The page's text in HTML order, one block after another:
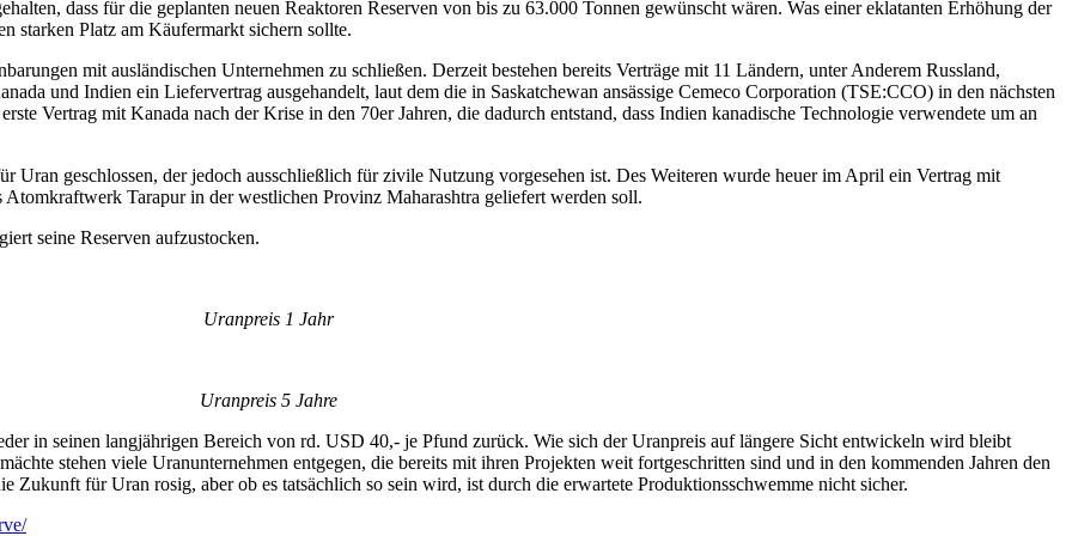
dass für die geplanten neuen Reaktoren Reserven von bis zu 63.000 Tonnen gewünscht wären. Was einer eklatanten Erhöhung der
starken Platz am Käufermarkt sichern sollte.
mit ausländischen Unternehmen zu schließen. Derzeit bestehen bereits Verträge mit 11 Ländern, unter Anderem Russland,
und Indien ein Liefervertrag ausgehandelt, laut dem die in Saskatchewan ansässige Cemeco Corporation (TSE:CCO) in den nächsten
Vertrag mit Kanada nach der Krise in den 70er Jahren, die dadurch entstand, dass Indien kanadische Technologie verwendete um an
geschlossen, der jedoch ausschließlich für zivile Nutzung vorgesehen ist. Des Weiteren wurde heuer im April ein Vertrag mit
Atomkraftwerk Tarapur in der westlichen Provinz Maharashtra geliefert werden soll.
seine Reserven aufzustocken.
Uranpreis 1 Jahr
Uranpreis 5 Jahre
in seinen langjährigen Bereich von rd. USD 40,- je Pfund zurück. Wie sich der Uranpreis auf längere Sicht entwickeln wird bleibt
stehen viele Uranunternehmen entgegen, die bereits mit ihren Projekten weit fortgeschritten sind und in den kommenden Jahren den
für Uran rosig, aber ob es tatsächlich so sein wird, ist durch die erwartete Produktionsschwemme nicht sicher.